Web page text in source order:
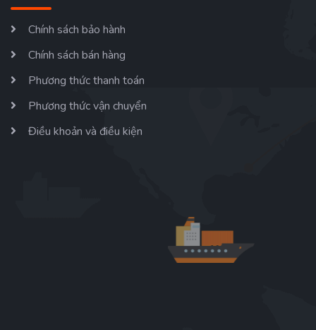
Chính sách bảo hành
Chính sách bán hàng
Phương thức thanh toán
Phương thức vận chuyển
Điều khoản và điều kiện